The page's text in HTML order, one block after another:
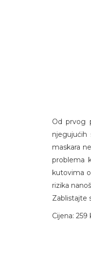
Od prvog
maskara
problema
kutovima
rizika
Zablistajte
Cijena: 259